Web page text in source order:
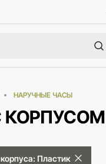
НАРУЧНЫЕ ЧАСЫ
Пластик